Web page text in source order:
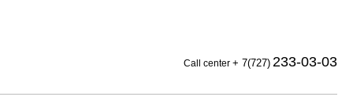
Call center + 7(727) 233-03-03